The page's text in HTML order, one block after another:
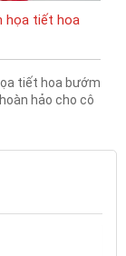
họa tiết hoa
tiết hoa bướm
hảo cho cô